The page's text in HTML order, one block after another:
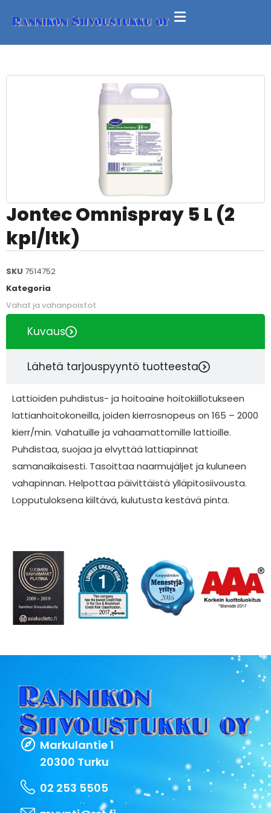
Jontec Omnispray 5 L (2
kpl/ltk)
SKU 7514752
Kategoria
Vahat ja vahanpoistot
Kuvaus
Lähetä tarjouspyyntö tuotteesta
Lattioiden puhdistus- ja hoitoaine hoitokiillotukseen
lattianhoitokoneilla, joiden kierrosnopeus on 165 – 2000
kierr/min. Vahatuille ja vahaamattomille lattioille.
Puhdistaa, suojaa ja elvyttää lattiapinnat
samanaikaisesti. Tasoittaa naarmujäljet ja kuluneen
vahapinnan. Helpottaa päivittäistä ylläpitosiivousta.
Lopputuloksena kiiltävä, kulutusta kestävä pinta.
Markulantie 1
20300 Turku
02 253 5505